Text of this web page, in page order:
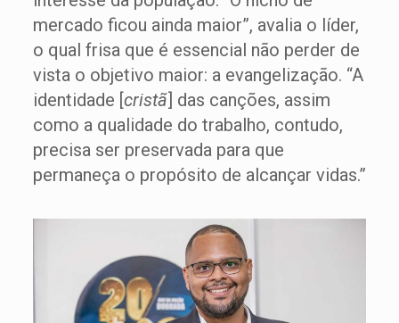
mercado ficou ainda maior”, avalia o líder,
o qual frisa que é essencial não perder de
vista o objetivo maior: a evangelização. “A
identidade [cristã] das canções, assim
como a qualidade do trabalho, contudo,
precisa ser preservada para que
permaneça o propósito de alcançar vidas.”